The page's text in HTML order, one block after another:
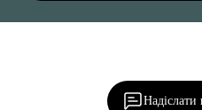
Надіслати